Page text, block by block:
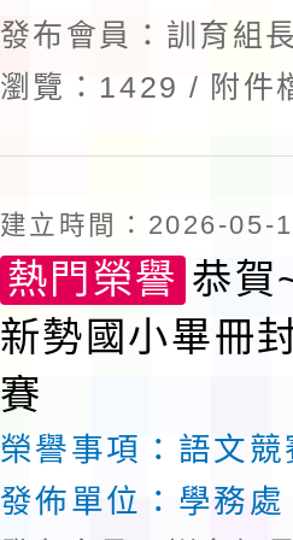
發布會員：訓育組
瀏覽：1429
附件
建立時間：2026-05-
熱門榮譽 恭賀
新勢國小畢冊
賽
榮譽事項： 語文競
發佈單位： 學務處